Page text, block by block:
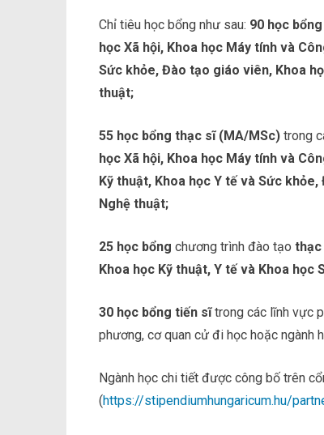
Chỉ tiêu học bổng như sau: 90 học
học Xã hội, Khoa học Máy tính và
Sức khỏe, Đào tạo giáo viên, Khoa
thuật;
55 học bổng thạc sĩ (MA/MSc) trong
học Xã hội, Khoa học Máy tính và
Kỹ thuật, Khoa học Y tế và Sức
Nghệ thuật;
25 học bổng chương trình đào tạo thạc
Khoa học Kỹ thuật, Y tế và Khoa học
30 học bổng tiến sĩtrong các lĩnh vực
phương, cơ quan cử đi học hoặc
Ngành học chi tiết được công bố trên
(https://stipendiumhungaricum.hu/